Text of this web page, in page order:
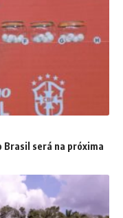
Brasil será na próxima